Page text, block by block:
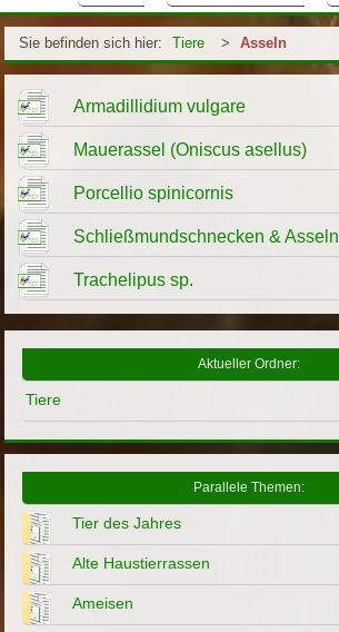
Sie befinden sich hier: Tiere > Asseln
Armadillidium vulgare
Mauerassel (Oniscus asellus)
Porcellio spinicornis
Schließmundschnecken & Asseln
Trachelipus sp.
Aktueller Ordner:
Tiere
Parallele Themen:
Tier des Jahres
Alte Haustierrassen
Ameisen